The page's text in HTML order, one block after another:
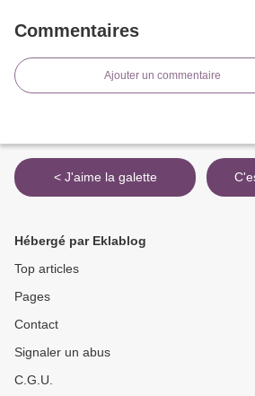
Commentaires
Ajouter un commentaire
< J'aime la galette
Hébergé par Eklablog
Top articles
Pages
Contact
Signaler un abus
C.G.U.